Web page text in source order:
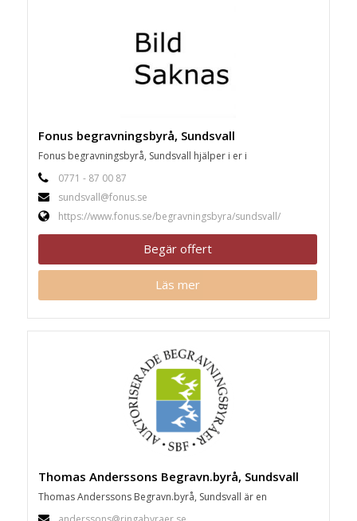
Fonus begravningsbyrå, Sundsvall
Fonus begravningsbyrå, Sundsvall hjälper i er i
0771 - 87 00 87
sundsvall@fonus.se
https://www.fonus.se/begravningsbyra/sundsvall/
Begär offert
Läs mer
Thomas Anderssons Begravn.byrå, Sundsvall
Thomas Anderssons Begravn.byrå, Sundsvall är en